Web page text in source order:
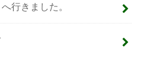
行きました。